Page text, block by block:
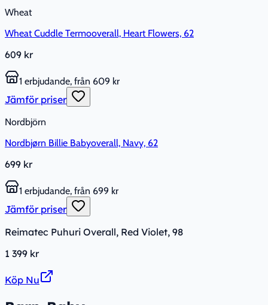
Wheat
Wheat Cuddle Termooverall, Heart Flowers, 62
609 kr
1 erbjudande, från 609 kr
Jämför priser
Nordbjörn
Nordbjørn Billie Babyoverall, Navy, 62
699 kr
1 erbjudande, från 699 kr
Jämför priser
Reimatec Puhuri Overall, Red Violet, 98
1 399 kr
Köp Nu